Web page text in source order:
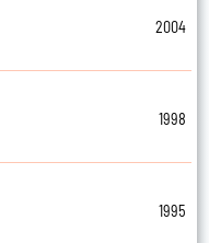
2004
1998
1995